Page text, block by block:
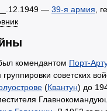
— 39-я армия ,
комендантом Порт-
советских
(Квантун) до